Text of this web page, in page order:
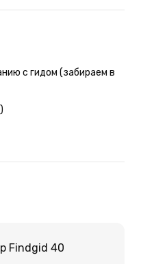
с гидом (забираем в
Findgid 40